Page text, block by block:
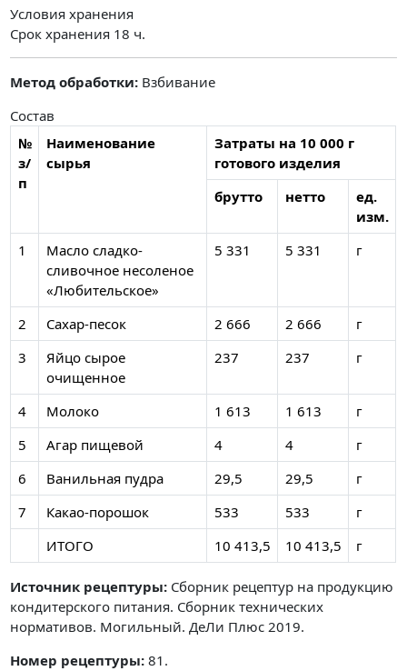
Условия хранения
Срок хранения 18 ч.
Метод обработки: Взбивание
Состав
№
з/
п
Наименование
сырья
Затраты на 10 000 г
готового изделия
брутто
нетто
ед.
изм.
1
Масло сладко-
сливочное несоленое
«Любительское»
5 331 5 331 г
2 Сахар-песок 2 666 2 666
г
3
Яйцо сырое
очищенное
237 237 г
4 Молоко 1 613 1 613
г
5
Агар пищевой 4 4
г
6
Ванильная пудра 29,5 29,5
г
7
Какао-порошок 533 533
г
ИТОГО
10 413,5 10 413,5 г
Источник рецептуры: Сборник рецептур на продукцию
кондитерского питания. Сборник технических
нормативов. Могильный. ДеЛи Плюс 2019.
Номер рецептуры: 81.